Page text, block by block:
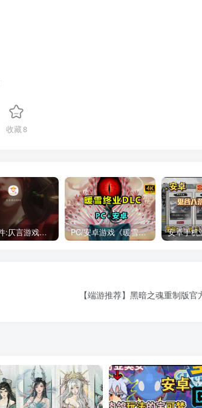
收藏8
安卓软件:仄言游戏库4.0APP全新上架了！没有下的赶紧下载呀！ PC/安卓游戏《暖雪最新v3.1.0.1》终业DLC整合版！
【端游推荐】黑暗之魂重制版